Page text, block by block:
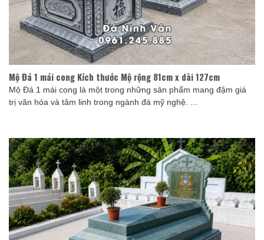
Mộ Đá 1 mái cong Kích thước Mộ rộng 81cm x dài 127cm
Mộ Đá 1 mái cong là một trong những sản phẩm mang đậm giá
trị văn hóa và tâm linh trong ngành đá mỹ nghệ. ...